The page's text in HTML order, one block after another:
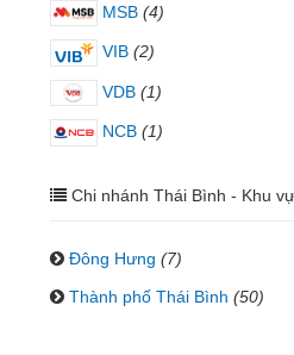
MSB (4)
VIB (2)
VDB (1)
NCB (1)
Chi nhánh Thái Bình - Khu
Đông Hưng (7)
Thành phố Thái Bình (50)